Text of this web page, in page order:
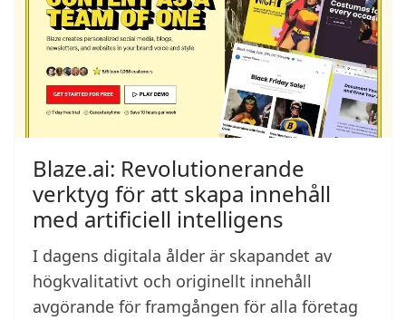
Blaze.ai: Revolutionerande
verktyg för att skapa innehåll
med artificiell intelligens
I dagens digitala ålder är skapandet av
högkvalitativt och originellt innehåll
avgörande för framgången för alla företag